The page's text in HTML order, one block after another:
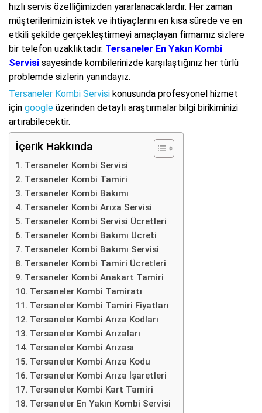
hızlı servis özelliğimizden yararlanacaklardır. Her zaman
müşterilerimizin istek ve ihtiyaçlarını en kısa sürede ve en
etkili şekilde gerçekleştirmeyi amaçlayan firmamız sizlere
bir telefon uzaklıktadır. Tersaneler En Yakın Kombi
Servisi sayesinde kombilerinizde karşılaştığınız her türlü
problemde sizlerin yanındayız.
Tersaneler Kombi Servisi konusunda profesyonel hizmet
için google üzerinden detaylı araştırmalar bilgi birikiminizi
artırabilecektir.
İçerik Hakkında
Tersaneler Kombi Servisi
Tersaneler Kombi Tamiri
Tersaneler Kombi Bakımı
Tersaneler Kombi Arıza Servisi
Tersaneler Kombi Servisi Ücretleri
Tersaneler Kombi Bakımı Ücreti
Tersaneler Kombi Bakımı Servisi
Tersaneler Kombi Tamiri Ücretleri
Tersaneler Kombi Anakart Tamiri
Tersaneler Kombi Tamiratı
Tersaneler Kombi Tamiri Fiyatları
Tersaneler Kombi Arıza Kodları
Tersaneler Kombi Arızaları
Tersaneler Kombi Arızası
Tersaneler Kombi Arıza Kodu
Tersaneler Kombi Arıza İşaretleri
Tersaneler Kombi Kart Tamiri
Tersaneler En Yakın Kombi Servisi